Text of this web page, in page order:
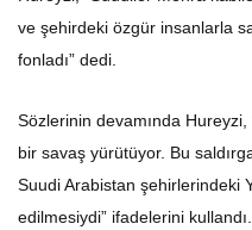
ve şehirdeki özgür insanlarla
fonladı” dedi.
Sözlerinin devamında Hureyzi,
bir savaş yürütüyor. Bu
Suudi Arabistan şehirlerindeki
edilmesiydi” ifadelerini kullandı.